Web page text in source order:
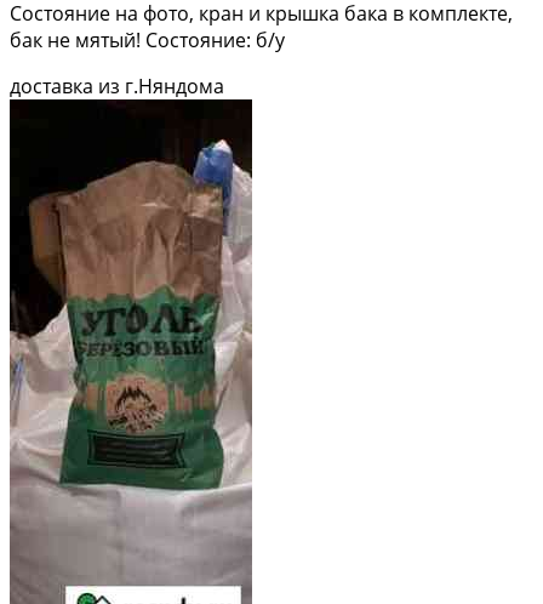
Состояние на фото, кран и крышка бака в комплекте,
бак не мятый! Состояние: б/у
доставка из г.Няндома